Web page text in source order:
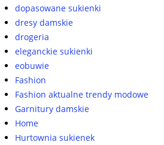
dopasowane sukienki
dresy damskie
drogeria
eleganckie sukienki
eobuwie
Fashion
Fashion aktualne trendy modowe
Garnitury damskie
Home
Hurtownia sukienek